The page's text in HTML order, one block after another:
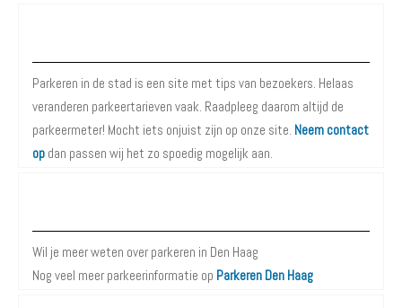
Parkeren in de stad is een site met tips van bezoekers. Helaas
veranderen parkeertarieven vaak. Raadpleeg daarom altijd de
parkeermeter! Mocht iets onjuist zijn op onze site. Neem contact
op dan passen wij het zo spoedig mogelijk aan.
Wil je meer weten over parkeren in Den Haag
Nog veel meer parkeerinformatie op Parkeren Den Haag